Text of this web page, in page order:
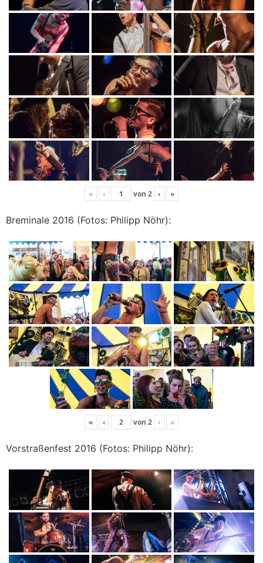
« ‹ von 2 › »
Breminale 2016 (Fotos: Philipp Nöhr):
« ‹ von 2 › »
Vorstraßenfest 2016 (Fotos: Philipp Nöhr):